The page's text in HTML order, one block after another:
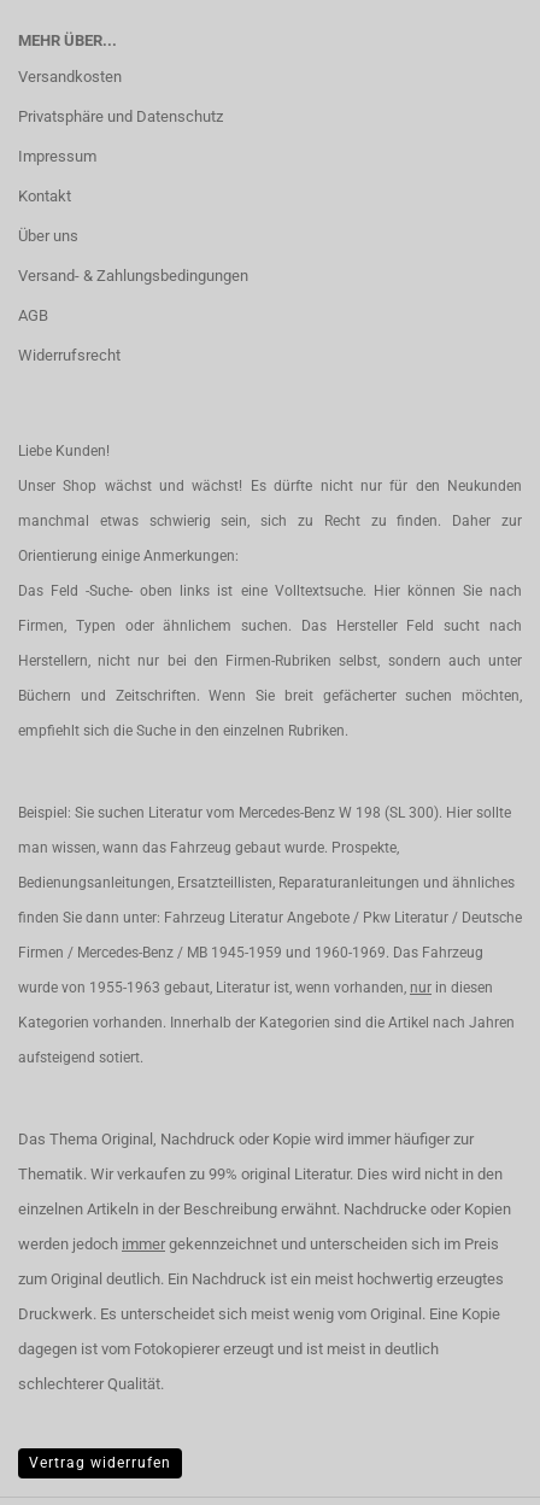
MEHR ÜBER...
Versandkosten
Privatsphäre und Datenschutz
Impressum
Kontakt
Über uns
Versand- & Zahlungsbedingungen
AGB
Widerrufsrecht
Liebe Kunden!
Unser Shop wächst und wächst! Es dürfte nicht nur für den Neukunden
manchmal etwas schwierig sein, sich zu Recht zu finden. Daher zur
Orientierung einige Anmerkungen:
Das Feld -Suche- oben links ist eine Volltextsuche. Hier können Sie nach
Firmen, Typen oder ähnlichem suchen. Das Hersteller Feld sucht nach
Herstellern, nicht nur bei den Firmen-Rubriken selbst, sondern auch unter
Büchern und Zeitschriften. Wenn Sie breit gefächerter suchen möchten,
empfiehlt sich die Suche in den einzelnen Rubriken.
Beispiel: Sie suchen Literatur vom Mercedes-Benz W 198 (SL 300). Hier sollte
man wissen, wann das Fahrzeug gebaut wurde. Prospekte,
Bedienungsanleitungen, Ersatzteillisten, Reparaturanleitungen und ähnliches
finden Sie dann unter: Fahrzeug Literatur Angebote / Pkw Literatur / Deutsche
Firmen / Mercedes-Benz / MB 1945-1959 und 1960-1969. Das Fahrzeug
wurde von 1955-1963 gebaut, Literatur ist, wenn vorhanden, nur in diesen
Kategorien vorhanden. Innerhalb der Kategorien sind die Artikel nach Jahren
aufsteigend sotiert.
Das Thema Original, Nachdruck oder Kopie wird immer häufiger zur
Thematik. Wir verkaufen zu 99% original Literatur. Dies wird nicht in den
einzelnen Artikeln in der Beschreibung erwähnt. Nachdrucke oder Kopien
werden jedoch immer gekennzeichnet und unterscheiden sich im Preis
zum Original deutlich. Ein Nachdruck ist ein meist hochwertig erzeugtes
Druckwerk. Es unterscheidet sich meist wenig vom Original. Eine Kopie
dagegen ist vom Fotokopierer erzeugt und ist meist in deutlich
schlechterer Qualität.
Vertrag widerrufen